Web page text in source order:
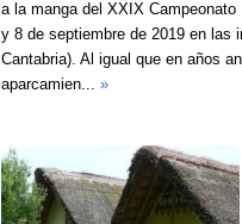
a la manga del XXIX
y 8 de septiembre de 2019 en las
Cantabria). Al igual que en años
aparcamien... »